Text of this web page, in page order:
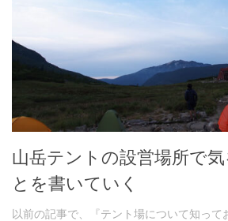
山岳テントの設営場所で
とを書いていく
以前の記事で、『テント場について知って